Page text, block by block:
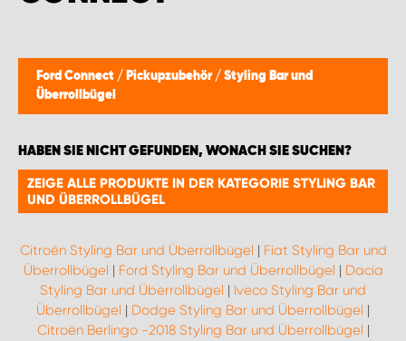
Ford Connect / Pickupzubehör / Styling Bar und
Überrollbügel
HABEN SIE NICHT GEFUNDEN, WONACH SIE SUCHEN?
ZEIGE ALLE PRODUKTE IN DER KATEGORIE STYLING BAR
UND ÜBERROLLBÜGEL
Citroën Styling Bar und Überrollbügel | Fiat Styling Bar und
Überrollbügel | Ford Styling Bar und Überrollbügel | Dacia
Styling Bar und Überrollbügel | Iveco Styling Bar und
Überrollbügel | Dodge Styling Bar und Überrollbügel |
Citroën Berlingo -2018 Styling Bar und Überrollbügel |